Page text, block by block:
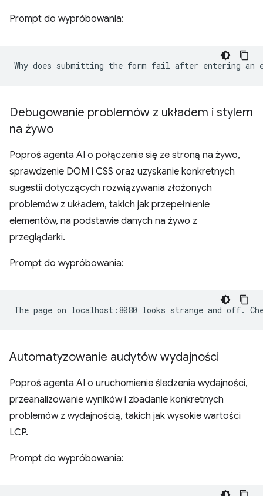
Prompt do wypróbowania:
Debugowanie problemów z układem i stylem
na żywo
Poproś agenta AI o połączenie się ze stroną na żywo,
sprawdzenie DOM i CSS oraz uzyskanie konkretnych
sugestii dotyczących rozwiązywania złożonych
problemów z układem, takich jak przepełnienie
elementów, na podstawie danych na żywo z
przeglądarki.
Prompt do wypróbowania:
Automatyzowanie audytów wydajności
Poproś agenta AI o uruchomienie śledzenia wydajności,
przeanalizowanie wyników i zbadanie konkretnych
problemów z wydajnością, takich jak wysokie wartości
LCP.
Prompt do wypróbowania: